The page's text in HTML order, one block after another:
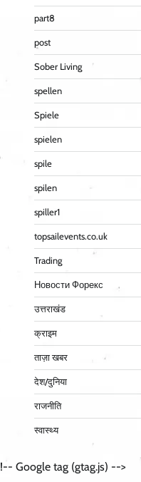
part8
post
Sober Living
spellen
Spiele
spielen
spile
spilen
spiller1
topsailevents.co.uk
Trading
Новости Форекс
उत्तराखंड
क्राइम
ताज़ा खबर
देश/दुनिया
राजनीति
स्वास्थ्य
!-- Google tag (gtag.js) -->